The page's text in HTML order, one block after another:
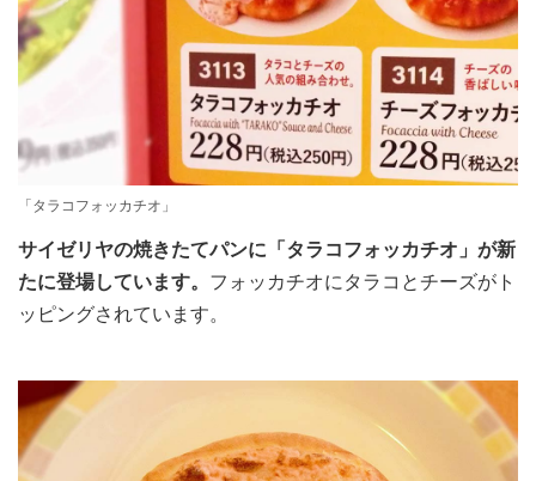
「タラコフォッカチオ」
サイゼリヤの焼きたてパンに「タラコフォッカチオ」が新
たに登場しています。 フォッカチオにタラコとチーズがト
ッピングされています。